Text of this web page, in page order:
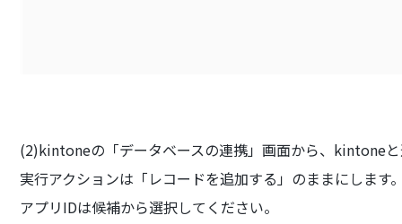
(2)kintoneの「データベースの連携」画面から、kintone
実行アクションは「レコードを追加する」のままにします
アプリIDは候補から選択してください。